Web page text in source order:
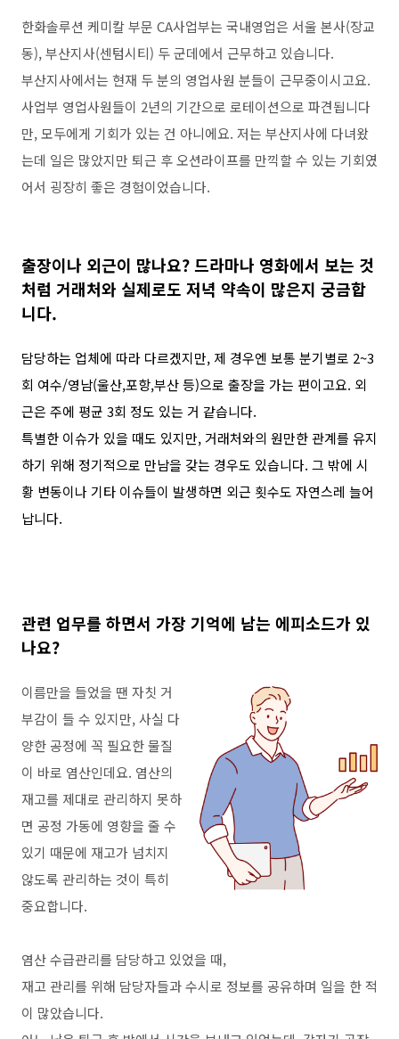
한화솔루션 케미칼 부문 CA사업부는 국내영업은 서울 본사(장교
동),부산지사(센텀시티) 두 군데에서 근무하고 있습니다.
부산지사에서는 현재 두 분의 영업사원 분들이 근무중이시고요.
사업부 영업사원들이 2년의 기간으로 로테이션으로 파견됩니다
만,모두에게 기회가 있는 건 아니에요. 저는 부산지사에 다녀왔
는데 일은 많았지만 퇴근 후 오션라이프를 만끽할 수 있는 기회였
어서 굉장히 좋은 경험이었습니다.
출장이나 외근이 많나요?드라마나 영화에서 보는 것
처럼 거래처와 실제로도 저녁 약속이 많은지 궁금합
니다.
담당하는 업체에 따라 다르겠지만, 제 경우엔 보통 분기별로 2~3
회 여수/영남(울산,포항,부산 등)으로 출장을 가는 편이고요. 외
근은 주에 평균 3회 정도 있는 거 같습니다.
특별한 이슈가 있을 때도 있지만,거래처와의 원만한 관계를 유지
하기 위해 정기적으로 만남을 갖는 경우도 있습니다. 그 밖에 시
황 변동이나 기타 이슈들이 발생하면 외근 횟수도 자연스레 늘어
납니다.
관련 업무를 하면서 가장 기억에 남는 에피소드가 있
나요?
이름만을 들었을 땐 자칫 거
부감이 들 수 있지만,사실 다
양한 공정에 꼭 필요한 물질
이 바로 염산인데요. 염산의
재고를 제대로 관리하지 못하
면 공정 가동에 영향을 줄 수
있기 때문에 재고가 넘치지
않도록 관리하는 것이 특히
중요합니다.
염산 수급관리를 담당하고 있었을 때,
재고 관리를 위해 담당자들과 수시로 정보를 공유하며 일을 한 적
이 많았습니다.